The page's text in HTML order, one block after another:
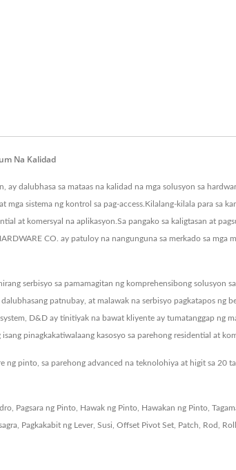
Na Kalidad
dalubhasa sa mataas na kalidad na mga solusyon sa
mga sistema ng kontrol sa pag-access.Kilalang-kilala para sa
at komersyal na aplikasyon.Sa pangako sa kaligtasan at
CO. ay patuloy na nangunguna sa merkado sa mga
serbisyo sa pamamagitan ng komprehensibong solusyon
patnubay, at malawak na serbisyo pagkatapos ng
D&D ay tinitiyak na bawat kliyente ay tumatanggap ng
pinagkakatiwalaang kasosyo sa parehong residential at
ng pinto, sa parehong advanced na teknolohiya at higit sa
Pagsara ng Pinto Hawak ng Pinto Hawakan ng Pinto
Pagkakabit ng Lever, Susi Offset Pivot Set Patch Rod